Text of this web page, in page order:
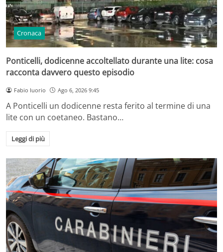
Cronaca
Ponticelli, dodicenne accoltellato durante una lite: cosa
racconta davvero questo episodio
Fabio Iuorio Ago 6, 2026 9:45
A Ponticelli un dodicenne resta ferito al termine di una
lite con un coetaneo. Bastano…
Leggi di più